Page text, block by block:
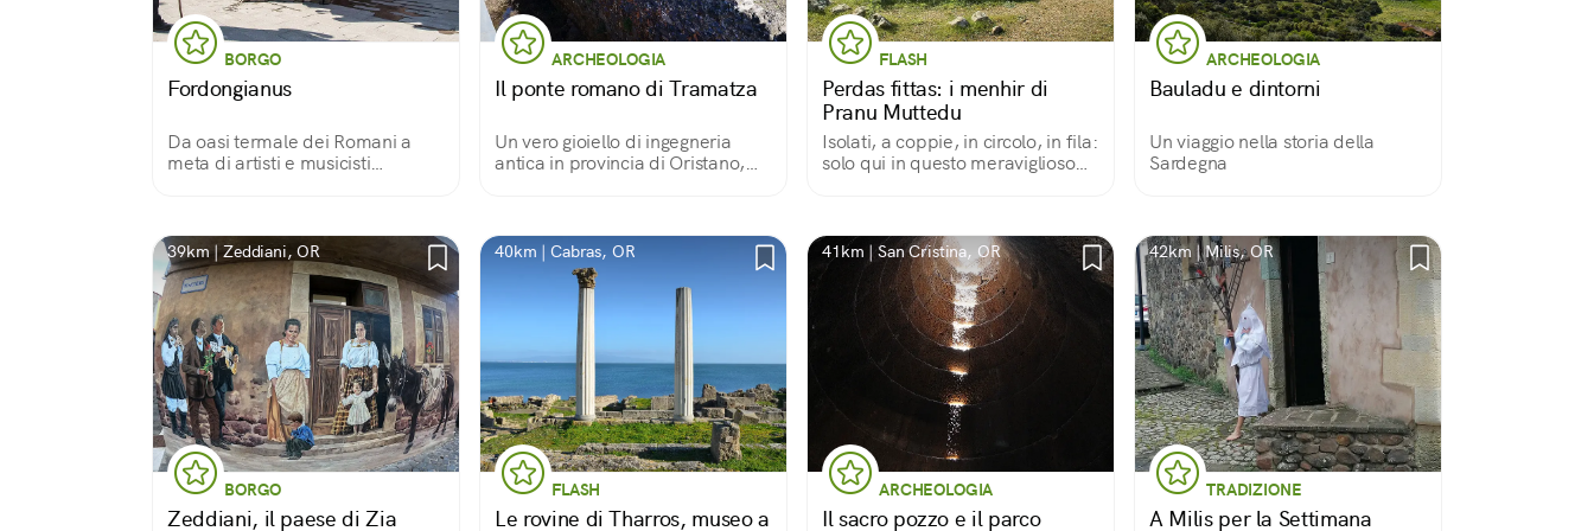
BORGO
Fordongianus
Da oasi termale dei Romani a
meta di artisti e musicisti
ARCHEOLOGIA
Il ponte romano di Tramatza
Un vero gioiello di ingegneria
antica in provincia di Oristano,
FLASH
Perdas fittas: i menhir di
Pranu Muttedu
Isolati, a coppie, in circolo, in fila:
solo qui in questo meraviglioso
ARCHEOLOGIA
Bauladu e dintorni
Un viaggio nella storia della
Sardegna
39km | Zeddiani, OR
BORGO
Zeddiani, il paese di Zia
40km | Cabras, OR
FLASH
Le rovine di Tharros, museo a
41km | San Cristina, OR
ARCHEOLOGIA
Il sacro pozzo e il parco
42km | Milis, OR
TRADIZIONE
A Milis per la Settimana